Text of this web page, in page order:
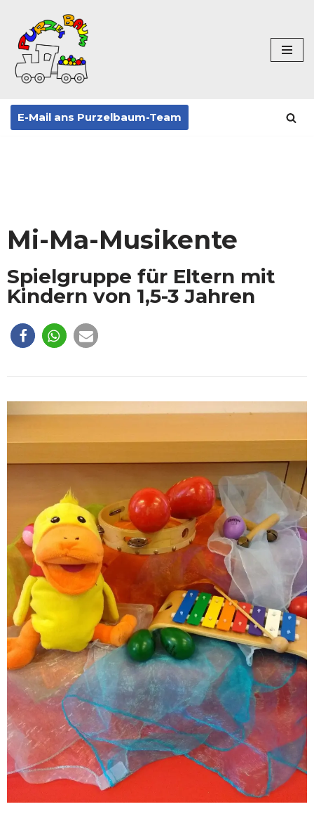
Zum
Inhalt
springen
E-Mail ans Purzelbaum-Team
Mi-Ma-Musikente
Spielgruppe für Eltern mit
Kindern von 1,5-3 Jahren